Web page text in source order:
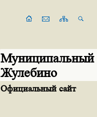
Муниципальный
Жулебино
Официальный сайт